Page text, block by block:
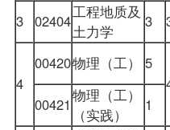
3 02404工程地质及
土力学
3
4
00420物理（工）
5
00421 物理（工）
（实践）
1